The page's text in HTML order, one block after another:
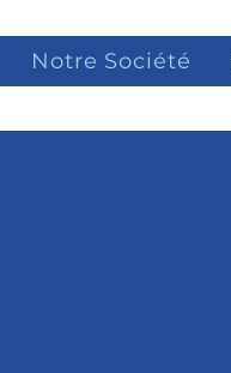
Notre Société